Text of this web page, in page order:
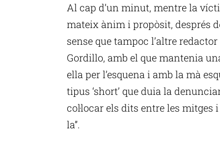
Al cap d’un minut, mentre la
mateix ànim i propòsit, després
sense que tampoc l’altre
Gordillo, amb el que mantenia
ella per l’esquena i amb la mà
tipus ‘short’ que duia la
col·locar els dits entre les mitges
la”.